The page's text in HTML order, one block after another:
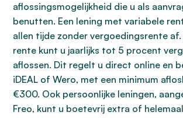
aflossingsmogelijkheid die u als
benutten. Een lening met variabele
allen tijde zonder vergoedingsrente af.
rente kunt u jaarlijks tot 5 procent
aflossen. Dit regelt u direct online en
iDEAL of Wero, met een minimum
€300. Ook persoonlijke leningen,
Freo, kunt u boetevrij extra of